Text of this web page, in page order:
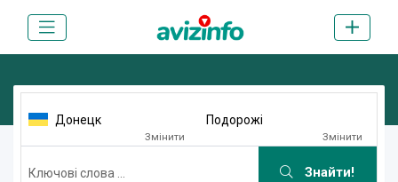
Донецк
Змінити
Подорожі
Змінити
Знайти!